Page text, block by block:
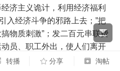
济主义诡计，利用经济福利
入经济斗争的邪路上去；”把
物质刺激”；发二百元串联费
员、职工外出，使人们离开
斗争战场，是个大阴谋”等。
转播 分享 淘帖